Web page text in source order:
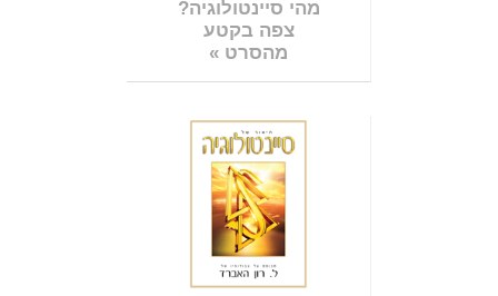
מהי סיינטולוגיה?
צפה בקטע
מהסרט »